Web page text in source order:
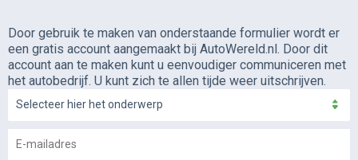
Door gebruik te maken van onderstaande formulier wordt er
een gratis account aangemaakt bij AutoWereld.nl. Door dit
account aan te maken kunt u eenvoudiger communiceren met
het autobedrijf. U kunt zich te allen tijde weer uitschrijven.
Selecteer hier het onderwerp